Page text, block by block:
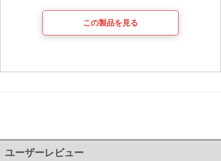
この製品を見る
ユーザーレビュー